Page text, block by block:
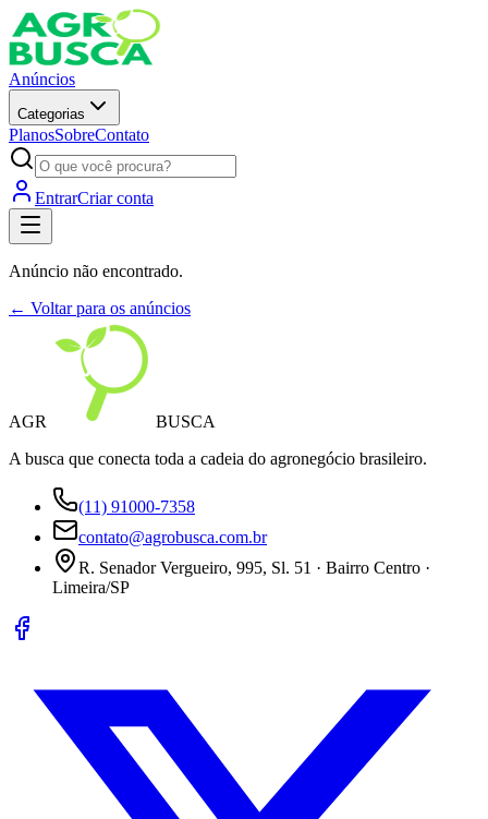
Anúncios
Categorias
PlanosSobreContato
EntrarCriar conta
Anúncio não encontrado.
← Voltar para os anúncios
AGR
BUSCA
A busca que conecta toda a cadeia do agronegócio brasileiro.
(11) 91000-7358
contato@agrobusca.com.br
R. Senador Vergueiro, 995, Sl. 51 · Bairro Centro ·
Limeira/SP